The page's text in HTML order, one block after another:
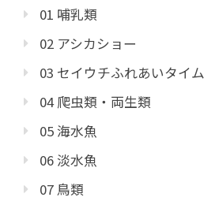
01 哺乳類
02 アシカショー
03 セイウチふれあいタイム
04 爬虫類・両生類
05 海水魚
06 淡水魚
07 鳥類